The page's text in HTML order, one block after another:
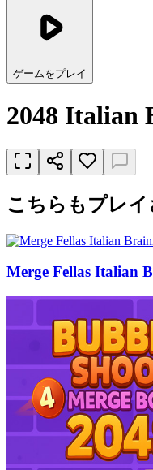
ゲームをプレイ
2048 Italian
こちらもプレ
Merge Fellas Italian